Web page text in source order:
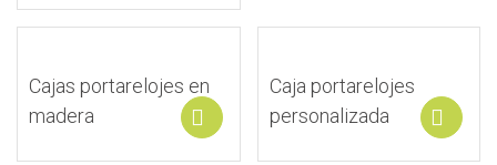
Cajas portarelojes en
madera
Select options
Caja portarelojes
personalizada